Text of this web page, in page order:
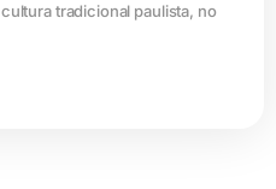
tradicional paulista, no